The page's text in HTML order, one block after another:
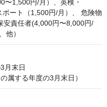
ート（1,500円/月）、 危険物
安責任者(4,000円〜8,000円/
他）
月末日
属する年度の3月末日）